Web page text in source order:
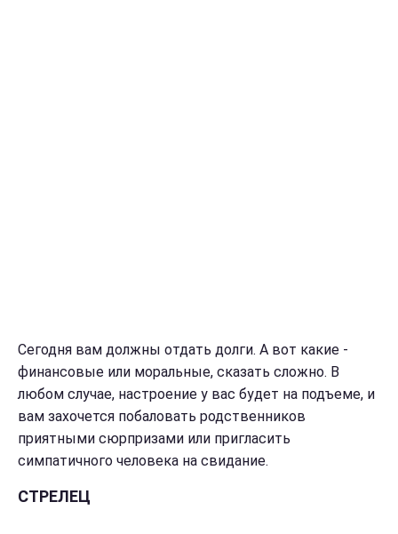
Сегодня вам должны отдать долги. А вот какие -
финансовые или моральные, сказать сложно. В
любом случае, настроение у вас будет на подъеме, и
вам захочется побаловать родственников
приятными сюрпризами или пригласить
симпатичного человека на свидание.
СТРЕЛЕЦ